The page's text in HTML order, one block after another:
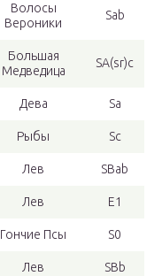
Волосы
Вероники
Sab
Большая
Медведица
SA(sr)c
Дева Sa
Рыбы Sc
Лев SBab
Лев E1
Гончие Псы S0
Лев SBb